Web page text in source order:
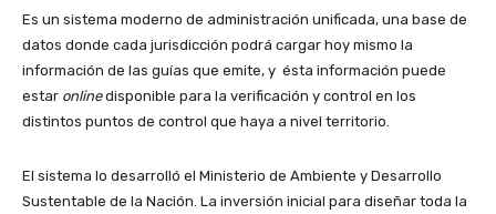
Es un sistema moderno de administración unificada, una base de
datos donde cada jurisdicción podrá cargar hoy mismo la
información de las guías que emite, y ésta información puede
estar onlinedisponible para la verificación y control en los
distintos puntos de control que haya a nivel territorio.
El sistema lo desarrolló el Ministerio de Ambiente y Desarrollo
Sustentable de la Nación. La inversión inicial para diseñar toda la